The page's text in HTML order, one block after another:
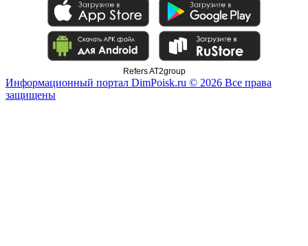
Refers AT2group
Информационный портал DimPoisk.ru © 2026 Все права
защищены